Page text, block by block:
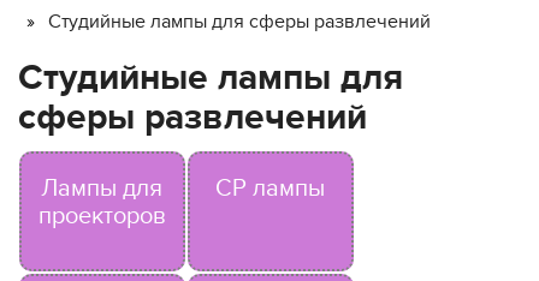
Студийные лампы для сферы развлечений
Студийные лампы для
сферы развлечений
Лампы для
проекторов
CP лампы